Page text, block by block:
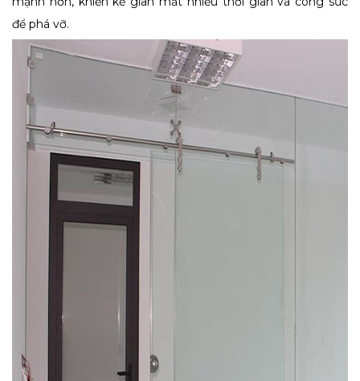
để phá vỡ.